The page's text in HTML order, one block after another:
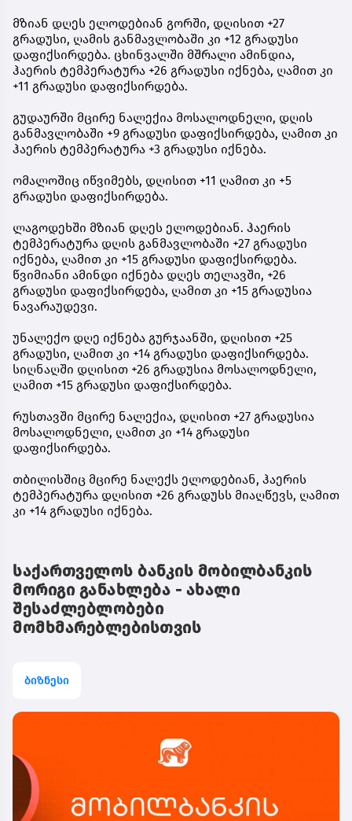
მზიან დღეს ელოდებიან გორში, დღისით +27
გრადუსი, ღამის განმავლობაში კი +12 გრადუსი
დაფიქსირდება. ცხინვალში მშრალი ამინდია,
ჰაერის ტემპერატურა +26 გრადუსი იქნება, ღამით კი
+11 გრადუსი დაფიქსირდება.
გუდაურში მცირე ნალექია მოსალოდნელი, დღის
განმავლობაში +9 გრადუსი დაფიქსირდება, ღამით კი
ჰაერის ტემპერატურა +3 გრადუსი იქნება.
ომალოშიც იწვიმებს, დღისით +11 ღამით კი +5
გრადუსი დაფიქსირდება.
ლაგოდეხში მზიან დღეს ელოდებიან. ჰაერის
ტემპერატურა დღის განმავლობაში +27 გრადუსი
იქნება, ღამით კი +15 გრადუსი დაფიქსირდება.
წვიმიანი ამინდი იქნება დღეს თელავში, +26
გრადუსი დაფიქსირდება, ღამით კი +15 გრადუსია
ნავარაუდევი.
უნალექო დღე იქნება გურჯაანში, დღისით +25
გრადუსი, ღამით კი +14 გრადუსი დაფიქსირდება.
სიღნაღში დღისით +26 გრადუსია მოსალოდნელი,
ღამით +15 გრადუსი დაფიქსირდება.
რუსთავში მცირე ნალექია, დღისით +27 გრადუსია
მოსალოდნელი, ღამით კი +14 გრადუსი
დაფიქსირდება.
თბილისშიც მცირე ნალექს ელოდებიან, ჰაერის
ტემპერატურა დღისით +26 გრადუსს მიაღწევს, ღამით
კი +14 გრადუსი იქნება.
საქართველოს ბანკის მობილბანკის
მორიგი განახლება - ახალი
შესაძლებლობები
მომხმარებლებისთვის
ბიზნესი